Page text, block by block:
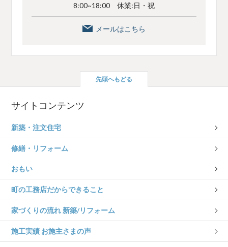
8:00~18:00 休業:日・祝
メールはこちら
先頭へもどる
サイトコンテンツ
新築・注文住宅
修繕・リフォーム
おもい
町の工務店だからできること
家づくりの流れ 新築/リフォーム
施工実績 お施主さまの声